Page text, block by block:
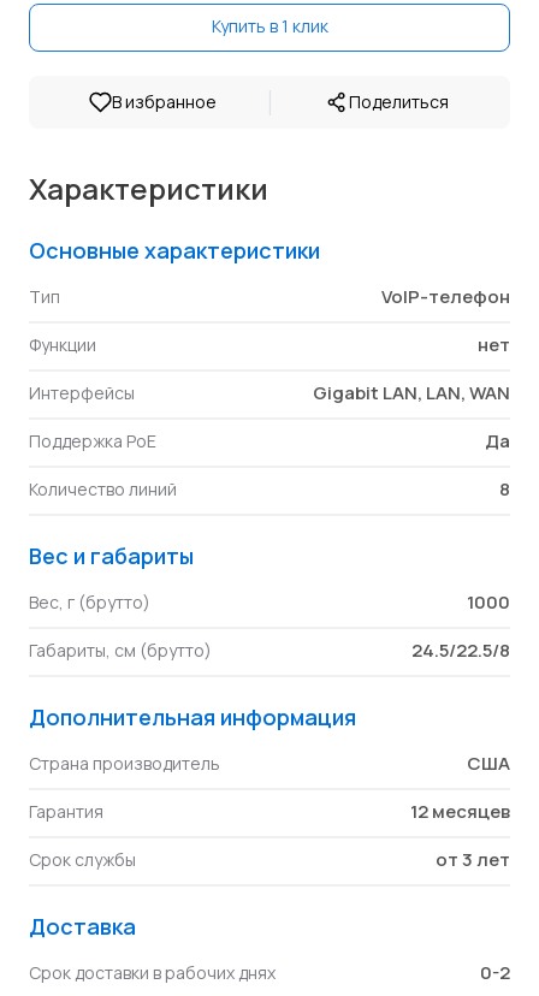
Купить в 1 клик
В избранное | Поделиться
Характеристики
Основные характеристики
Тип VoIP-телефон
Функции нет
Интерфейсы Gigabit LAN, LAN, WAN
Поддержка PoE Да
Количество линий 8
Вес и габариты
Вес, г (брутто) 1000
Габариты, см (брутто) 24.5/22.5/8
Дополнительная информация
Страна производитель США
Гарантия 12 месяцев
Срок службы от 3 лет
Доставка
Срок доставки в рабочих днях 0-2